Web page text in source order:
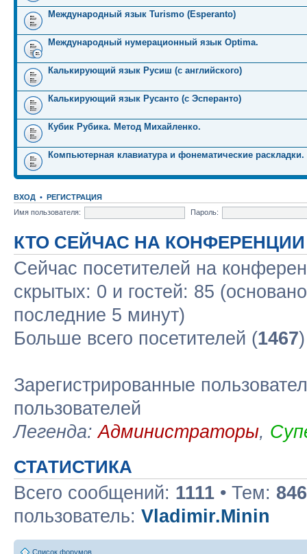
Международный язык Turismo (Esperanto)
Международный нумерационный язык Optima.
Калькирующий язык Русиш (с английского)
Калькирующий язык Русанто (с Эсперанто)
Кубик Рубика. Метод Михайленко.
Компьютерная клавиатура и фонематические раскладки.
ВХОД • РЕГИСТРАЦИЯ
Имя пользователя:
Пароль:
КТО СЕЙЧАС НА КОНФЕРЕНЦИИ
Сейчас посетителей на
скрытых: 0 и гостей: 85
последние 5 минут)
Больше всего посетителей (1467
Зарегистрированные
пользователей
Легенда:Администраторы,
СТАТИСТИКА
Всего сообщений: 1111 • Тем: 846
пользователь: Vladimir.Minin
Список форумов